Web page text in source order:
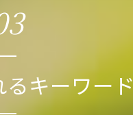
キーワード